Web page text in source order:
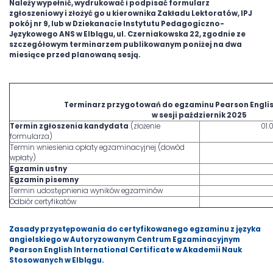
Należy wypełnić, wydrukować i podpisać formularz
zgłoszeniowy i złożyć go u kierownika Zakładu Lektoratów, IPJ
pokój nr 9, lub w Dziekanacie Instytutu Pedagogiczno-
Językowego ANS w Elblągu, ul. Czerniakowska 22, zgodnie ze
szczegółowym terminarzem publikowanym poniżej na dwa
miesiące przed planowaną sesją.
Terminarz przygotowań do egzaminu Pearson
w sesji październik 2025
Termin zgłoszenia kandydata (złożenie
formularza)
Termin wniesienia opłaty egzaminacyjnej (dowód
wpłaty)
Egzamin ustny
Egzamin pisemny
Termin udostępnienia wyników egzaminów
Odbiór certyfikatów
Zasady przystępowania do certyfikowanego egzaminu z języka
angielskiego w Autoryzowanym Centrum Egzaminacyjnym
Pearson English International Certificate w Akademii Nauk
Stosowanych w Elblągu.